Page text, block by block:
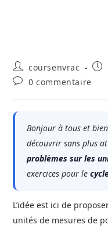
Auteur/autrice
de
la
coursenvrac
Commentaires
publication :
0 commentaire
Bonjour à tous et
découvrir sans plus
problèmes sur les
exercices pour le
L’idée est ici de
unités de mesures de